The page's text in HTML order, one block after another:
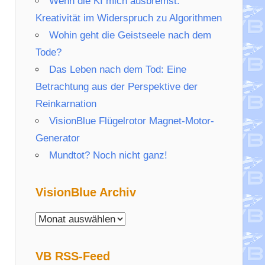
Kreativität im Widerspruch zu Algorithmen
Wohin geht die Geistseele nach dem
Tode?
Das Leben nach dem Tod: Eine
Betrachtung aus der Perspektive der
Reinkarnation
VisionBlue Flügelrotor Magnet-Motor-
Generator
Mundtot? Noch nicht ganz!
VisionBlue Archiv
VisionBlue
VB RSS-Feed